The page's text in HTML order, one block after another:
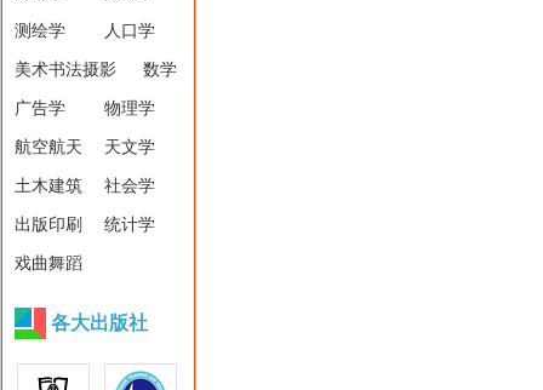
测绘学 人口学
美术书法摄影 数学
广告学 物理学
航空航天 天文学
土木建筑 社会学
出版印刷 统计学
戏曲舞蹈
各大出版社